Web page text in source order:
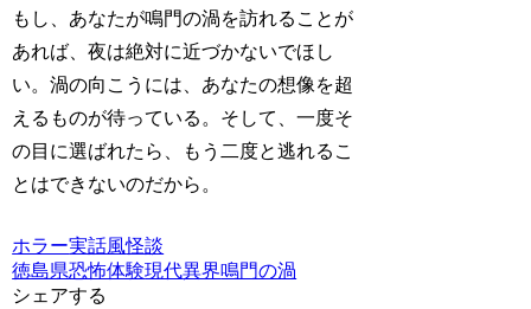
もし、あなたが鳴門の渦を訪れることが
あれば、夜は絶対に近づかないでほし
い。渦の向こうには、あなたの想像を超
えるものが待っている。そして、一度そ
の目に選ばれたら、もう二度と逃れるこ
とはできないのだから。
ホラー実話風怪談
徳島県恐怖体験現代異界鳴門の渦
シェアする